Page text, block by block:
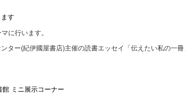
す
に行います。
ター(紀伊國屋書店)主催の読書エッセイ「伝えたい私の一冊
館 ミニ展示コーナー